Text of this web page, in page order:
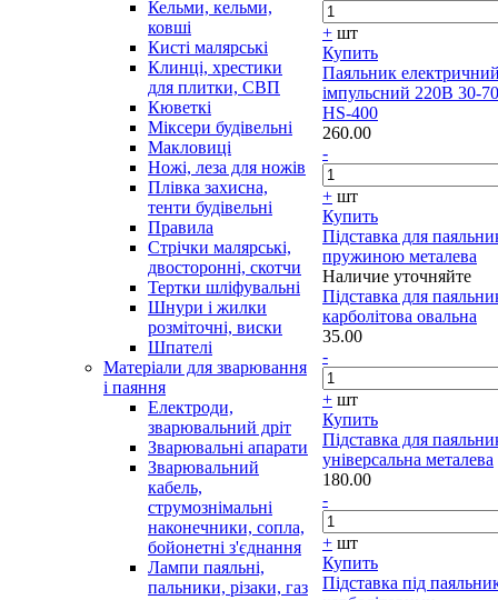
Кельми, кельми,
ковші
Кисті малярські
Клинці, хрестики
для плитки, СВП
Кюветкі
Міксери будівельні
Макловиці
Ножі, леза для ножів
Плівка захисна,
тенти будівельні
Правила
Стрічки малярські,
двосторонні, скотчи
Тертки шліфувальні
Шнури і жилки
розміточні, виски
Шпателі
Матеріали для зварювання
і паяння
Електроди,
зварювальний дріт
Зварювальні апарати
Зварювальний
кабель,
струмознімальні
наконечники, сопла,
бойонетні з'єднання
Лампи паяльні,
пальники, різаки, газ
+ шт
Купить
Паяльник
імпульсний 220В 30-
HS-400
260.00
-
+ шт
Купить
Підставка для
пружиною металева
Наличие уточняйте
Підставка для
карболітова овальна
35.00
-
+ шт
Купить
Підставка для
універсальна металева
180.00
-
+ шт
Купить
Підставка під